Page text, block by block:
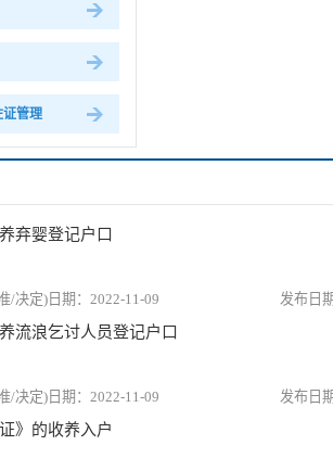
证管理
弃婴登记户口
2022-11-09
流浪乞讨人员登记户口
2022-11-09
》的收养入户